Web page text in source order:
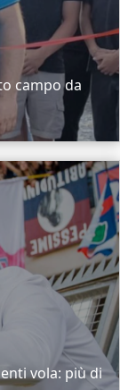
campo da
vola: più di